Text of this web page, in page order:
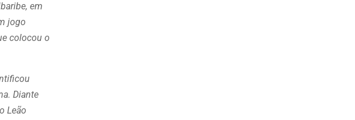
em
jogo
colocou o
Diante
Leão